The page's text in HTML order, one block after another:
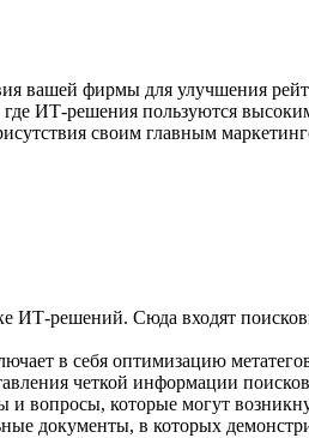
вашей фирмы для улучшения
ИТ-решения пользуются
своим главным
ИТ-решений. Сюда входят
в себя оптимизацию
четкой информации
вопросы, которые могут
документы, в которых